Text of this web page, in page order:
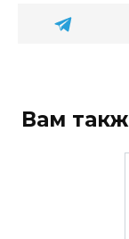
Вам